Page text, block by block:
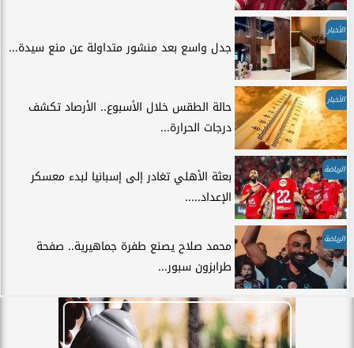
الأخبار
جدل واسع بعد منشور متداولة عن منع سيدة...
الأخبار
حالة الطقس خلال الأسبوع.. الأرصاد تكشف
درجات الحرارة...
الرياضة
بعثة الأهلي تغادر إلى إسبانيا لبدء معسكر
الإعداد.....
الرياضة
محمد صلاح يصنع طفرة جماهيرية.. صفحة
طرابزون سبور...